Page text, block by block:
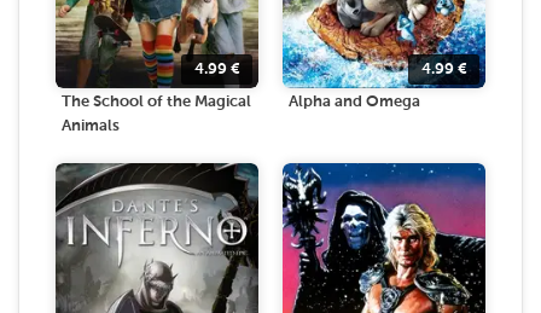
4.99 €
The School of the Magical
Animals
4.99 €
Alpha and Omega